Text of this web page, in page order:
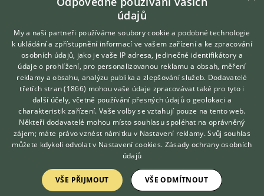
Spálená helma u chameleona
Chameleon páteř
10reakcí
24.1.2021 21:05
Zobrazit více diskusí
Hledáte zvířecího kamaráda?
Zdarma vám poradí
VETERINÁŘ ONLINE
KONZULTOVAT S
VETERINÁŘEM
údajů
My a naši partneři používáme soubory cookie a podobné technologie
k ukládání a zpřístupnění informací ve vašem zařízení a ke zpracování
osobních údajů, jako je vaše IP adresa, jedinečné identifikátory a
údaje o prohlížení, pro personalizovanou reklamu a obsah, měření
reklamy a obsahu, analýzu publika a zlepšování služeb. Dodavatelé
třetích stran (1866) mohou vaše údaje zpracovávat také pro tyto i
další účely, včetně používání přesných údajů o geolokaci a
charakteristik zařízení. Vaše volby se vztahují pouze na tento web.
Někteří dodavatelé mohou místo souhlasu spoléhat na oprávněný
zájem; máte právo vznést námitku v Nastavení reklamy. Svůj souhlas
můžete kdykoli odvolat v Nastavení cookies. Zásady ochrany osobních
údajů
VŠE PŘIJMOUT VŠE ODMÍTNOUT